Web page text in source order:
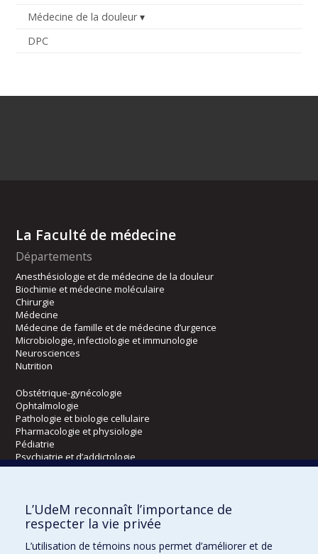
Médecine de la douleur
DPC
La Faculté de médecine
Départements
Anesthésiologie et de médecine de la douleur
Biochimie et médecine moléculaire
Chirurgie
Médecine
Médecine de famille et de médecine d’urgence
Microbiologie, infectiologie et immunologie
Neurosciences
Nutrition
Obstétrique-gynécologie
Ophtalmologie
Pathologie et biologie cellulaire
Pharmacologie et physiologie
Pédiatrie
Psychiatrie et d’addictologie
Radiologie, radio-oncologie et médecine nucléaire
Écoles
Orthophonie et audiologie
L’UdeM reconnaît l’importance de
respecter la vie privée
L’utilisation de témoins nous permet d’améliorer et de